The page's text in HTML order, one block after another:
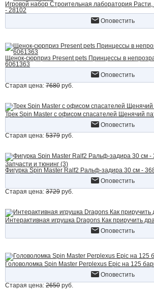
Игровой набор Строительная лаборатория Расти,
- 28102
Оповестить
Щенок-сюрприз Present pets Принцессы в
6061363
Оповестить
Старая цена: 7680 руб.
Трек Spin Master с офисом спасателей Щенячий
Оповестить
Старая цена: 5379 руб.
Запчасти и тюнинг (3)
Фигурка Spin Master Ralf2 Ральф-задира 30 см -
Оповестить
Старая цена: 3729 руб.
Интерактивная игрушка Dragons Как приручить
Оповестить
Головоломка Spin Master Perplexus Epic на 125
Оповестить
Старая цена: 2650 руб.